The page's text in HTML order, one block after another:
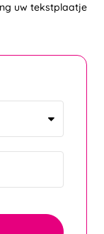
uw tekstplaatje